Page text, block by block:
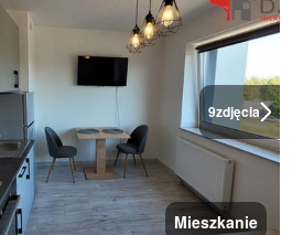
9zdjęcia
Mieszkanie